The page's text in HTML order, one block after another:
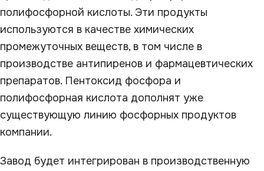
полифосфорной кислоты. Эти продукты
используются в качестве химических
промежуточных веществ, в том числе в
производстве антипиренов и фармацевтических
препаратов. Пентоксид фосфора и
полифосфорная кислота дополнят уже
существующую линию фосфорных продуктов
компании.
Завод будет интегрирован в производственную